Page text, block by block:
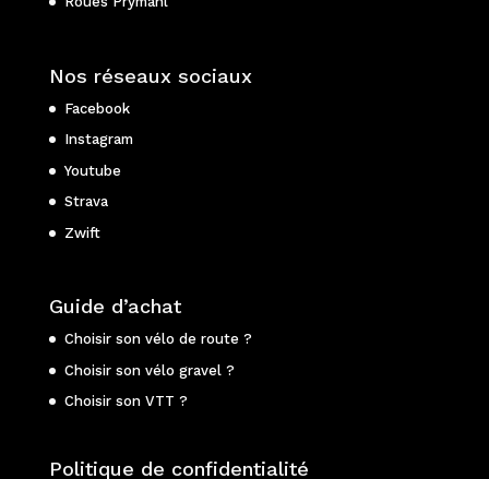
Nos réseaux sociaux
Facebook
Instagram
Youtube
Strava
Zwift
Guide d’achat
Choisir son vélo de route ?
Choisir son vélo gravel ?
Choisir son VTT ?
Politique de confidentialité